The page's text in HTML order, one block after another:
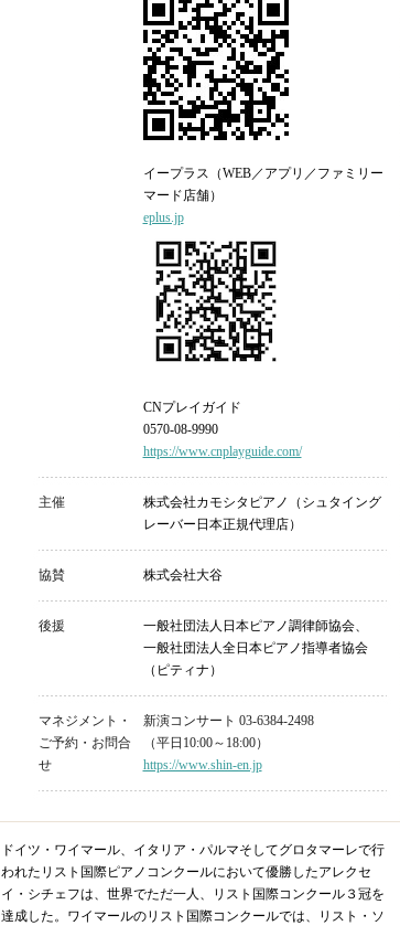
イープラス（WEB／アプリ／ファミリー
マード店舗）
eplus.jp
CNプレイガイド
0570-08-9990
https://www.cnplayguide.com/
主催
株式会社カモシタピアノ（シュタイング
レーバー日本正規代理店）
協賛 株式会社大谷
後援
一般社団法人日本ピアノ調律師協会、
一般社団法人全日本ピアノ指導者協会
（ピティナ）
マネジメント・
ご予約・お問合
せ
新演コンサート 03-6384-2498
（平日10:00～18:00）
https://www.shin-en.jp
ドイツ・ワイマール、イタリア・パルマそしてグロタマーレで行
われたリスト国際ピアノコンクールにおいて優勝したアレクセ
イ・シチェフは、世界でただ一人、リスト国際コンクール３冠を
達成した。ワイマールのリスト国際コンクールでは、リスト・ソ